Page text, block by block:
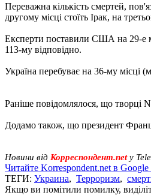
Переважна кількість смертей,
другому місці стоїть Ірак, на
Експерти поставили США на 29-е
113-му відповідно.
Україна перебуває на 36-му місці
Раніше повідомлялося, що творці
Додамо також, що президент
Новини від Корреспондент.netу
Читайте Korrespondent.net в
ТЕГИ: Украина, Терроризм,
Якщо ви помітили помилку,